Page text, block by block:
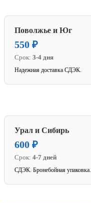
Поволжье и Юг
550 ₽
Срок: 3-4 дня
Надежная доставка СДЭК.
Урал и Сибирь
600 ₽
Срок: 4-7 дней
СДЭК. Бронебойная упаковка.